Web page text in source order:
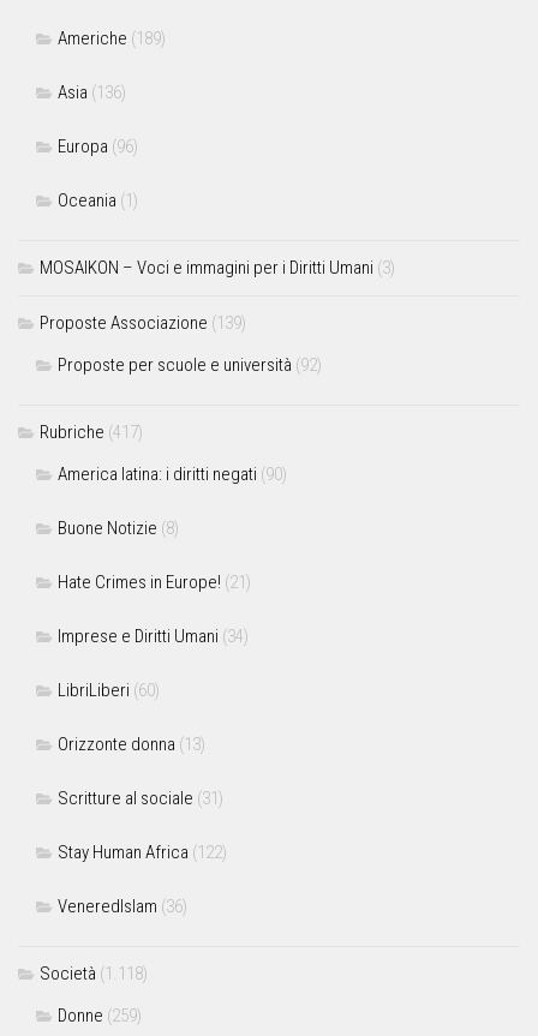
Americhe (189)
Asia (136)
Europa (96)
Oceania (1)
MOSAIKON – Voci e immagini per i Diritti Umani (3)
Proposte Associazione (139)
Proposte per scuole e università (92)
Rubriche (417)
America latina: i diritti negati (90)
Buone Notizie (8)
Hate Crimes in Europe! (21)
Imprese e Diritti Umani (34)
LibriLiberi (60)
Orizzonte donna (13)
Scritture al sociale (31)
Stay Human Africa (122)
VeneredIslam (36)
Società (1.118)
Donne (259)